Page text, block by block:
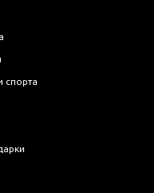
спорта